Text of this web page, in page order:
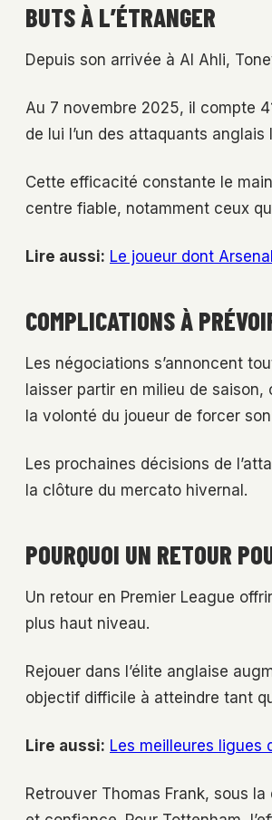
BUTS À L’ÉTRANGER
Depuis son arrivée à Al Ahli,
Au 7 novembre 2025, il compte
de lui l’un des attaquants
Cette efficacité constante le
centre fiable, notamment ceux
Lire aussi: Le joueur dont
COMPLICATIONS À
Les négociations s’annoncent
laisser partir en milieu de
la volonté du joueur de forcer
Les prochaines décisions de
la clôture du mercato hivernal.
POURQUOI UN RETOUR
Un retour en Premier League
plus haut niveau.
Rejouer dans l’élite anglaise
objectif difficile à atteindre tant
Lire aussi: Les meilleures ligues
Retrouver Thomas Frank, sous